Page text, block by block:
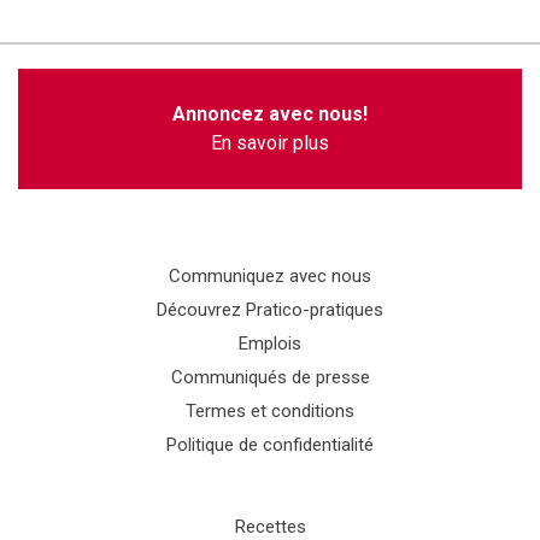
Annoncez avec nous!
En savoir plus
Communiquez avec nous
Découvrez Pratico-pratiques
Emplois
Communiqués de presse
Termes et conditions
Politique de confidentialité
Recettes